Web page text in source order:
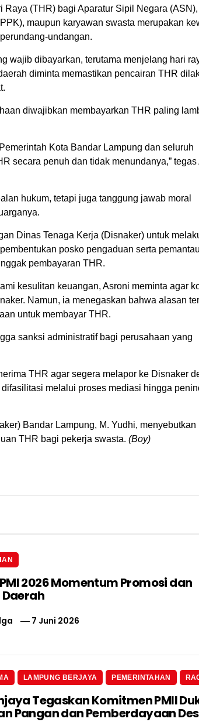
(THR) bagi Aparatur Sipil Negara (ASN),
maupun karyawan swasta merupakan
undangan.
wajib dibayarkan, terutama menjelang hari
diminta memastikan pencairan THR
diwajibkan membayarkan THR paling
Kota Bandar Lampung dan seluruh
secara penuh dan tidak menundanya,” tegas
hukum, tetapi juga tanggung jawab moral
Dinas Tenaga Kerja (Disnaker) untuk
posko pengaduan serta
pembayaran THR.
kesulitan keuangan, Asroni meminta agar
Namun, ia menegaskan bahwa alasan
untuk membayar THR.
sanksi administratif bagi perusahaan yang
THR agar segera melapor ke Disnaker
melalui proses mediasi hingga
Bandar Lampung, M. Yudhi, menyebutkan
THR bagi pekerja swasta. (Boy)
2026 Momentum Promosi dan
7 Juni 2026
LAMPUNG BERJAYA PEMERINTAHAN
Tegaskan Komitmen PMII
Pangan dan Pemberdayaan